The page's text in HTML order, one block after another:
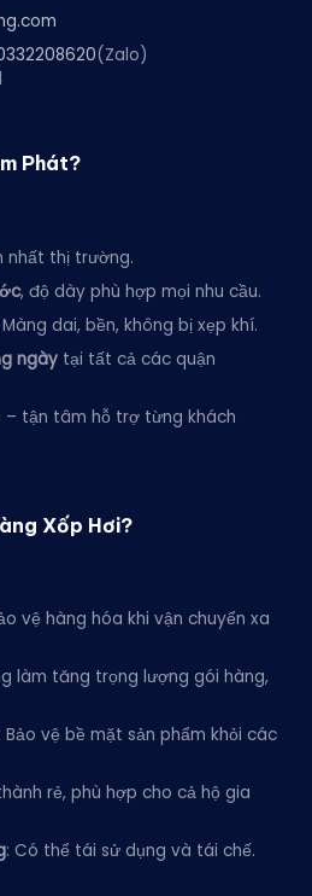
(Zalo)
Phát?
nhất thị trường.
, độ dày phù hợp mọi nhu cầu.
Màng dai, bền, không bị xẹp khí.
ngày tại tất cả các quận
– tận tâm hỗ trợ từng khách
Xốp Hơi?
vệ hàng hóa khi vận chuyển xa
làm tăng trọng lượng gói hàng,
: Bảo vệ bề mặt sản phẩm khỏi các
rẻ, phù hợp cho cả hộ gia
: Có thể tái sử dụng và tái chế.